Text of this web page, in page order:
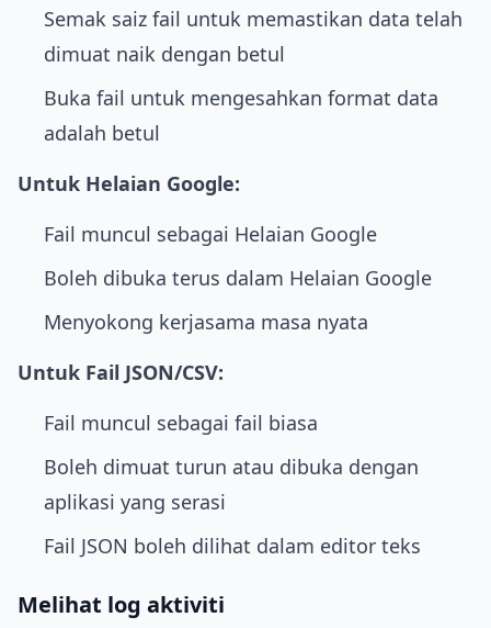
Semak saiz fail untuk memastikan data telah
dimuat naik dengan betul
Buka fail untuk mengesahkan format data
adalah betul
Untuk Helaian Google:
Fail muncul sebagai Helaian Google
Boleh dibuka terus dalam Helaian Google
Menyokong kerjasama masa nyata
Untuk Fail JSON/CSV:
Fail muncul sebagai fail biasa
Boleh dimuat turun atau dibuka dengan
aplikasi yang serasi
Fail JSON boleh dilihat dalam editor teks
Melihat log aktiviti